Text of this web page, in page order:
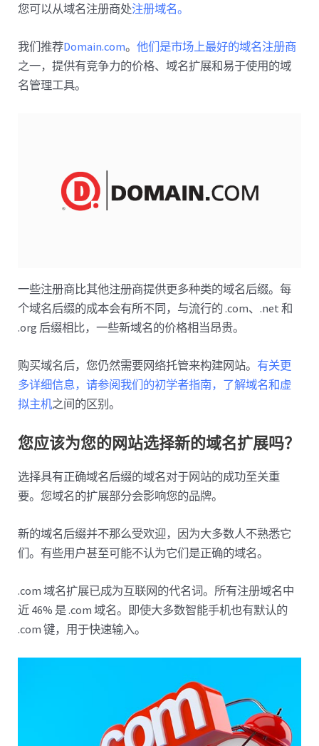
您可以从域名注册商处注册域名。
我们推荐Domain.com。他们是市场上最好的域名注册商
之一，提供有竞争力的价格、域名扩展和易于使用的域
名管理工具。
一些注册商比其他注册商提供更多种类的域名后缀。每
个域名后缀的成本会有所不同，与流行的 .com、.net 和
.org 后缀相比，一些新域名的价格相当昂贵。
购买域名后，您仍然需要网络托管来构建网站。 有关更
多详细信息，请参阅我们的初学者指南，了解域名和虚
拟主机之间的区别。
您应该为您的网站选择新的域名扩展吗？
选择具有正确域名后缀的域名对于网站的成功至关重
要。您域名的扩展部分会影响您的品牌。
新的域名后缀并不那么受欢迎，因为大多数人不熟悉它
们。有些用户甚至可能不认为它们是正确的域名。
.com 域名扩展已成为互联网的代名词。所有注册域名中
近 46% 是 .com 域名。即使大多数智能手机也有默认的
.com 键，用于快速输入。